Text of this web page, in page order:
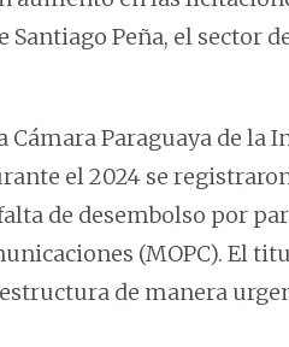
Peña, el sector
Cámara Paraguaya de la
el 2024 se
de desembolso por
(MOPC). El
de manera